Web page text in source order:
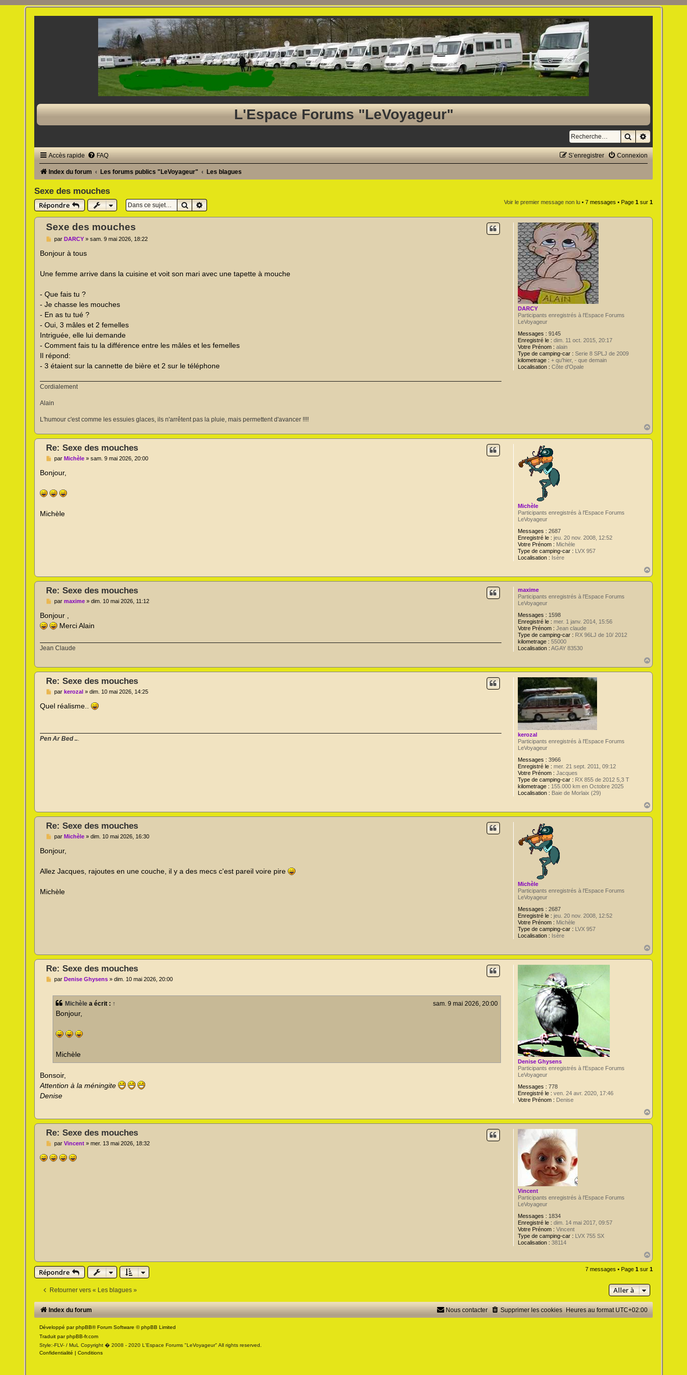
L'Espace Forums "LeVoyageur"
RechercherRecherche
Accès rapide FAQ Connexion
S’enregistrer
Index du forum Les forums publics "LeVoyageur" Les blagues
Sexe des mouches
Répondre
RechercherRecherche avancée Voir le premier message non lu• 7 messages • Page 1sur 1
DARCY
Participants enregistrés à l'Espace Forums
LeVoyageur
Messages : 9145
Enregistré le : dim. 11 oct. 2015, 20:17
Votre Prénom : alain
Type de camping-car : Serie 8 SPLJ de 2009
kilometrage : + qu'hier, - que demain
Localisation : Côte d'Opale
Sexe des mouches
M
s
s
g
e
n
parDARCY »sam. 9 mai 2026, 18:22
Bonjour à tous
Une femme arrive dans la cuisine et voit son mari avec une tapette à mouche
- Que fais tu ?
- Je chasse les mouches
- En as tu tué ?
- Oui, 3 mâles et 2 femelles
Intriguée, elle lui demande
- Comment fais tu la différence entre les mâles et les femelles
Il répond:
- 3 étaient sur la cannette de bière et 2 sur le téléphone
Cordialement
Alain
L'humour c'est comme les essuies glaces, ils n'arrêtent pas la pluie, mais permettent d'avancer !!!!
a
u
Michèle
Participants enregistrés à l'Espace Forums
LeVoyageur
Messages : 2687
Enregistré le : jeu. 20 nov. 2008, 12:52
Votre Prénom : Michèle
Type de camping-car : LVX 957
Localisation : Isère
Re: Sexe des mouches
M
s
s
g
e
o
n
parMichèle »sam. 9 mai 2026, 20:00
Bonjour,
Michèle
a
u
maxime
Participants enregistrés à l'Espace Forums
LeVoyageur
Messages : 1598
Enregistré le : mer. 1 janv. 2014, 15:56
Votre Prénom : Jean claude
Type de camping-car : RX 96LJ de 10/ 2012
kilometrage : 55000
Localisation : AGAY 83530
Re: Sexe des mouches
M
s
s
a
n
l
u
parmaxime »dim. 10 mai 2026, 11:12
Bonjour ,
Merci Alain
Jean Claude
a
u
kerozal
Participants enregistrés à l'Espace Forums
LeVoyageur
Messages : 3966
Enregistré le : mer. 21 sept. 2011, 09:12
Votre Prénom : Jacques
Type de camping-car : RX 855 de 2012 5,3 T
kilometrage : 155.000 km en Octobre 2025
Localisation : Baie de Morlaix (29)
Re: Sexe des mouches
M
s
n
parkerozal »dim. 10 mai 2026, 14:25
Quel réalisme..
Pen Ar Bed ...
a
u
Michèle
Participants enregistrés à l'Espace Forums
LeVoyageur
Messages : 2687
Enregistré le : jeu. 20 nov. 2008, 12:52
Votre Prénom : Michèle
Type de camping-car : LVX 957
Localisation : Isère
Re: Sexe des mouches
M
s
s
g
e
o
n
parMichèle »dim. 10 mai 2026, 16:30
Bonjour,
Allez Jacques, rajoutes en une couche, il y a des mecs c'est pareil voire pire
Michèle
a
u
Denise Ghysens
Participants enregistrés à l'Espace Forums
LeVoyageur
Messages : 778
Enregistré le : ven. 24 avr. 2020, 17:46
Votre Prénom : Denise
Re: Sexe des mouches
M
parDenise Ghysens »dim. 10 mai 2026, 20:00
Michèle a écrit : ↑ sam. 9 mai 2026, 20:00
Bonjour,
Michèle
Bonsoir,
Attention à la méningite
Denise
a
u
Vincent
Participants enregistrés à l'Espace Forums
LeVoyageur
Messages : 1834
Enregistré le : dim. 14 mai 2017, 09:57
Votre Prénom : Vincent
Type de camping-car : LVX 755 SX
Localisation : 38114
Re: Sexe des mouches
M
s
s
parVincent »mer. 13 mai 2026, 18:32
a
u
Répondre 7 messages • Page 1sur 1
Retourner vers « Les blagues » Aller à
Index du forum Heures au format UTC+02:00
Supprimer les cookies
Nous contacter
Développé parphpBB® Forum Software © phpBB Limited
Traduit parphpBB-fr.com
Style:-FLV- / MuL Copyright � 2008 - 2020 L'Espace Forums "LeVoyageur" All rights reserved.
Confidentialité |Conditions